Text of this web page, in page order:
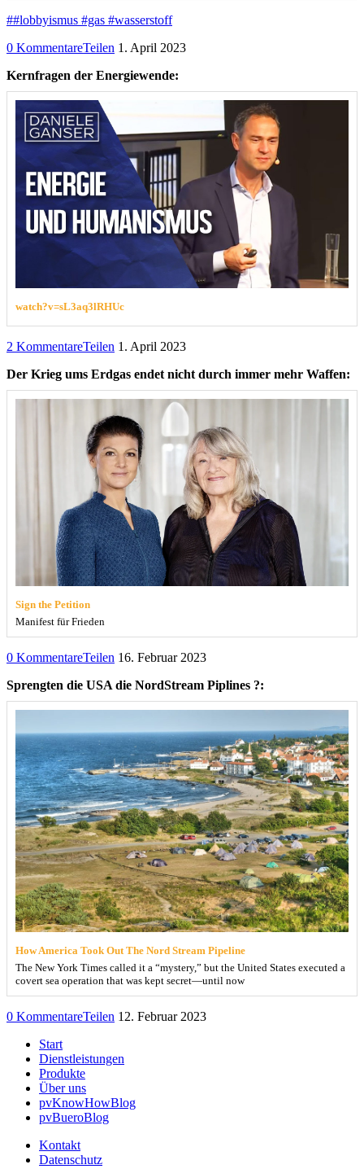
##lobbyismus #gas #wasserstoff
0 KommentareTeilen 1. April 2023
Kernfragen der Energiewende:
watch?v=sL3aq3lRHUc
2 KommentareTeilen 1. April 2023
Der Krieg ums Erdgas endet nicht durch immer mehr Waffen:
Sign the Petition
Manifest für Frieden
0 KommentareTeilen 16. Februar 2023
Sprengten die USA die NordStream Piplines ?:
How America Took Out The Nord Stream Pipeline
The New York Times called it a “mystery,” but the United States executed a
covert sea operation that was kept secret—until now
0 KommentareTeilen 12. Februar 2023
Start
Dienstleistungen
Produkte
Über uns
pvKnowHowBlog
pvBueroBlog
Kontakt
Datenschutz